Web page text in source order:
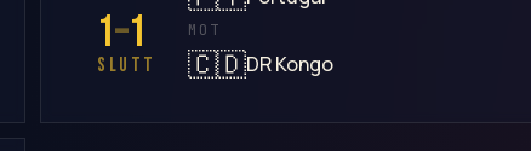
1–1
SLUTT
MOT
🇨🇩DR Kongo